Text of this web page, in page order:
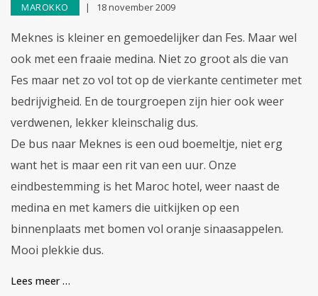
MAROKKO 18 november 2009
Meknes is kleiner en gemoedelijker dan Fes. Maar wel
ook met een fraaie medina. Niet zo groot als die van
Fes maar net zo vol tot op de vierkante centimeter met
bedrijvigheid. En de tourgroepen zijn hier ook weer
verdwenen, lekker kleinschalig dus.
De bus naar Meknes is een oud boemeltje, niet erg
want het is maar een rit van een uur. Onze
eindbestemming is het Maroc hotel, weer naast de
medina en met kamers die uitkijken op een
binnenplaats met bomen vol oranje sinaasappelen.
Mooi plekkie dus.
Lees meer …